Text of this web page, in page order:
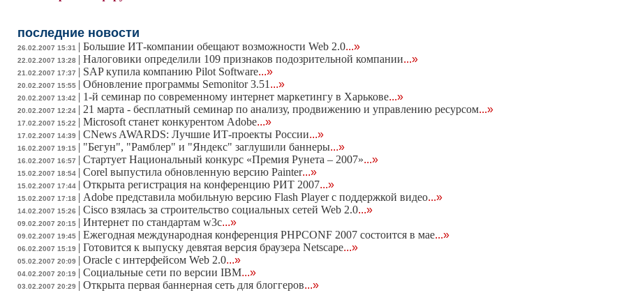
последние новости
26.02.2007 15:31 | Большие ИТ-компании обещают возможности Web 2.0...»
22.02.2007 13:28 | Налоговики определили 109 признаков подозрительной компании...»
21.02.2007 17:37 | SAP купила компанию Pilot Software...»
20.02.2007 15:55 | Обновление программы Semonitor 3.51 ...»
20.02.2007 13:42 | 1-й семинар по современному интернет маркетингу в Харькове...»
20.02.2007 12:24 | 21 марта - бесплатный семинар по анализу, продвижению и управлению ресурсом...»
17.02.2007 15:22 | Microsoft станет конкурентом Adobe...»
17.02.2007 14:39 | CNews AWARDS: Лучшие ИТ-проекты России...»
16.02.2007 19:15 | "Бегун", "Рамблер" и "Яндекс" заглушили баннеры...»
16.02.2007 16:57 | Стартует Национальный конкурс «Премия Рунета – 2007»...»
15.02.2007 18:54 | Corel выпустила обновленную версию Painter...»
15.02.2007 17:44 | Открыта регистрация на конференцию РИТ 2007...»
15.02.2007 17:18 | Adobe представила мобильную версию Flash Player c поддержкой видео...»
14.02.2007 15:26 | Cisco взялась за строительство социальных сетей Web 2.0...»
09.02.2007 20:15 | Интернет по стандартам w3c...»
09.02.2007 19:45 | Ежегодная международная конференция PHPCONF 2007 состоится в мае...»
06.02.2007 15:19 | Готовится к выпуску девятая версия браузера Netscape...»
05.02.2007 20:09 | Oracle с интерфейсом Web 2.0...»
04.02.2007 20:19 | Социальные сети по версии IBM...»
03.02.2007 20:29 | Открыта первая баннерная сеть для блоггеров...»